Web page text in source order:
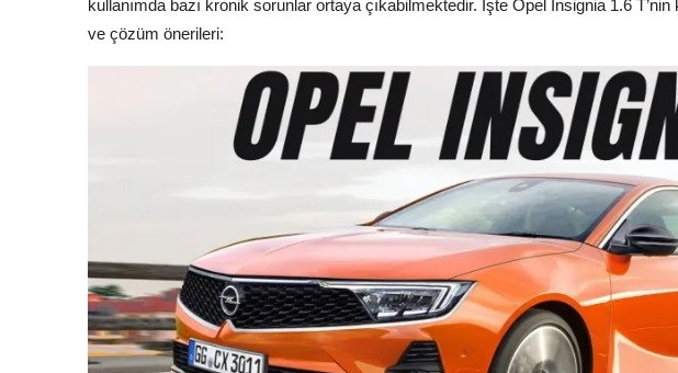
kullanımda bazı kronik sorunlar ortaya çıkabilmektedir. İşte Opel Insignia 1.6 T’nin
ve çözüm önerileri: